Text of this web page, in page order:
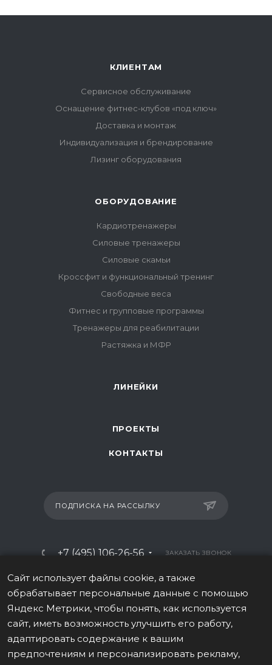
КЛИЕНТАМ
Сервисное обслуживание
Оснащение фитнес-клубов «под ключ»
Доставка и монтаж
Индивидуализация и брендирование
Лизинг оборудования
ОБОРУДОВАНИЕ
Кардиотренажеры
Силовые тренажеры
Силовые скамьи
Кроссфит и функциональный тренинг
Свободные веса
Фитнес и групповые программы
Тренажеры для реабилитации
Растяжка и МФР
ЛИНЕЙКИ
ПРОЕКТЫ
КОНТАКТЫ
ПОДПИСКА НА РАССЫЛКУ
+7 (495) 106-26-56 ЗАКАЗАТЬ ЗВОНОК
info@italy-sport.ru
Москва, ул. Мосфильмовская 42с1
Сайт использует файлы cookie, а также
обрабатывает персональные данные с помощью
Яндекс Метрики, чтобы понять, как используется
сайт, иметь возможность улучшить его работу,
адаптировать содержание к вашим
предпочтениям и персонализировать рекламу,